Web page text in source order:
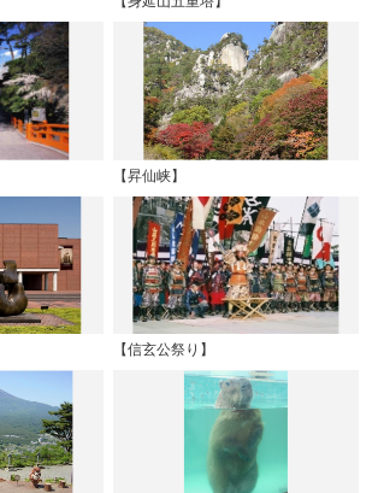
【昇仙峡】
【信玄公祭り】